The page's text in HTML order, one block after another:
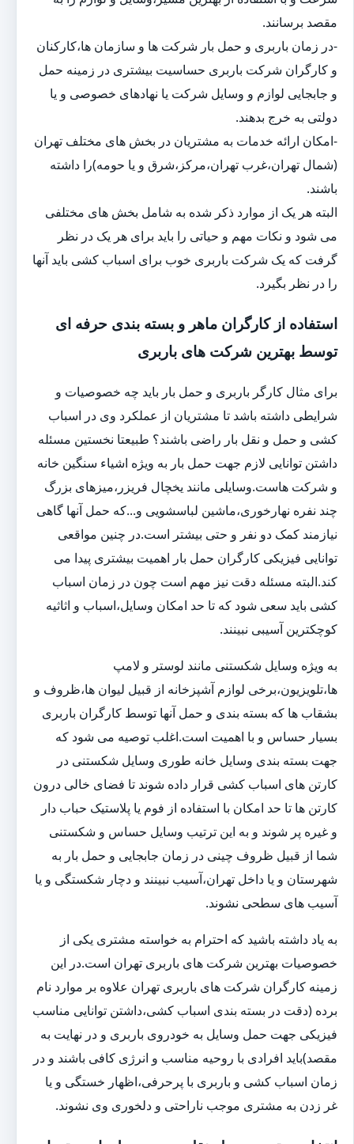
مقصد برسانند.
-در زمان باربری و حمل بار شرکت ها و سازمان ها،کارکنان
و کارگران شرکت باربری حساسیت بیشتری در زمینه حمل
و جابجایی لوازم و وسایل شرکت یا نهادهای خصوصی و یا
دولتی به خرج بدهند.
-امکان ارائه خدمات به مشتریان در بخش های مختلف تهران
(شمال تهران،غرب تهران،مرکز،شرق و یا حومه)را داشته
باشند.
البته هر یک از موارد ذکر شده به شامل بخش های مختلفی
می شود و نکات مهم و حیاتی را باید برای هر یک در نظر
گرفت که یک شرکت باربری خوب برای اسباب کشی باید آنها
را در نظر بگیرد.
استفاده از کارگران ماهر و بسته بندی حرفه ای
توسط بهترین شرکت های باربری
برای مثال کارگر باربری و حمل بار باید چه خصوصیات و
شرایطی داشته باشد تا مشتریان از عملکرد وی در اسباب
کشی و حمل و نقل بار راضی باشند؟ طبیعتا نخستین مسئله
داشتن توانایی لازم جهت حمل بار به ویژه اشیاء سنگین خانه
و شرکت هاست.وسایلی مانند یخچال فریزر،میزهای بزرگ
چند نفره نهارخوری،ماشین لباسشویی و...که حمل آنها گاهی
نیازمند کمک دو نفر و حتی بیشتر است.در چنین مواقعی
توانایی فیزیکی کارگران حمل بار اهمیت بیشتری پیدا می
کند.البته مسئله دقت نیز مهم است چون در زمان اسباب
کشی باید سعی شود که تا حد امکان وسایل،اسباب و اثاثیه
کوچکترین آسیبی نبینند.
به ویژه وسایل شکستنی مانند لوستر و لامپ
ها،تلویزیون،برخی لوازم آشپزخانه از قبیل لیوان ها،ظروف و
بشقاب ها که بسته بندی و حمل آنها توسط کارگران باربری
بسیار حساس و با اهمیت است.اغلب توصیه می شود که
جهت بسته بندی وسایل خانه طوری وسایل شکستنی در
کارتن های اسباب کشی قرار داده شوند تا فضای خالی درون
کارتن ها تا حد امکان با استفاده از فوم یا پلاستیک حباب دار
و غیره پر شوند و به این ترتیب وسایل حساس و شکستنی
شما از قبیل ظروف چینی در زمان جابجایی و حمل بار به
شهرستان و یا داخل تهران،آسیب نبینند و دچار شکستگی و یا
آسیب های سطحی نشوند.
به یاد داشته باشید که احترام به خواسته مشتری یکی از
خصوصیات بهترین شرکت های باربری تهران است.در این
زمینه کارگران شرکت های باربری تهران علاوه بر موارد نام
برده (دقت در بسته بندی اسباب کشی،داشتن توانایی مناسب
فیزیکی جهت حمل وسایل به خودروی باربری و در نهایت به
مقصد)باید افرادی با روحیه مناسب و انرژی کافی باشند و در
زمان اسباب کشی و باربری با پرحرفی،اظهار خستگی و یا
غر زدن به مشتری موجب ناراحتی و دلخوری وی نشوند.